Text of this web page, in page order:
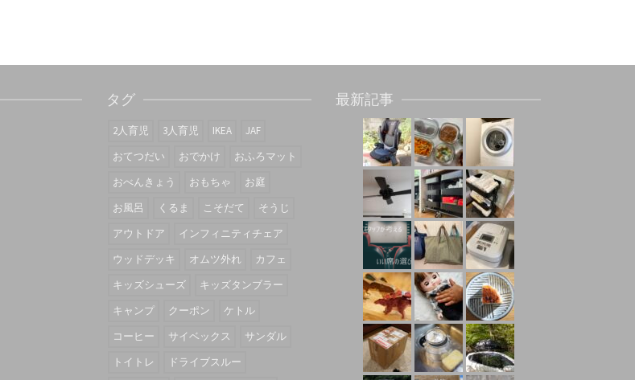
タグ
2人育児 3人育児 IKEA
JAF
おてつだい
おでかけ
おふろマット
おべんきょう
おもちゃ
お庭
お風呂
くるま こそだて
そうじ
アウトドア
インフィニティチェア
ウッドデッキ
オムツ外れ
カフェ
キッズシューズ
キッズタンブラー
キャンプ
クーポン
ケトル
コーヒー
サイベックス
サンダル
トイトレ
ドライブスルー
最新記事